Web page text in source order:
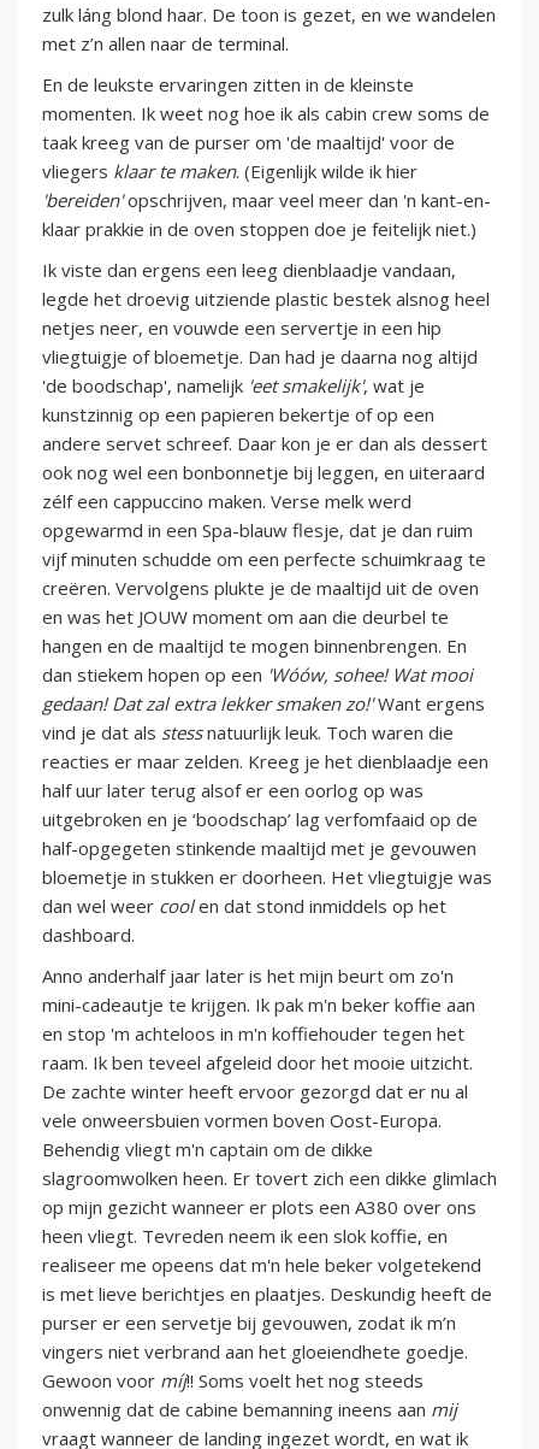
zulk láng blond haar. De toon is gezet, en we wandelen
met z’n allen naar de terminal.
En de leukste ervaringen zitten in de kleinste
momenten. Ik weet nog hoe ik als cabin crew soms de
taak kreeg van de purser om 'de maaltijd' voor de
vliegers klaar te maken. (Eigenlijk wilde ik hier
'bereiden'opschrijven, maar veel meer dan 'n kant-en-
klaar prakkie in de oven stoppen doe je feitelijk niet.)
Ik viste dan ergens een leeg dienblaadje vandaan,
legde het droevig uitziende plastic bestek alsnog heel
netjes neer, en vouwde een servertje in een hip
vliegtuigje of bloemetje. Dan had je daarna nog altijd
'de boodschap', namelijk 'eet smakelijk', wat je
kunstzinnig op een papieren bekertje of op een
andere servet schreef. Daar kon je er dan als dessert
ook nog wel een bonbonnetje bij leggen, en uiteraard
zélf een cappuccino maken. Verse melk werd
opgewarmd in een Spa-blauw flesje, dat je dan ruim
vijf minuten schudde om een perfecte schuimkraag te
creëren. Vervolgens plukte je de maaltijd uit de oven
en was het JOUW moment om aan die deurbel te
hangen en de maaltijd te mogen binnenbrengen. En
dan stiekem hopen op een 'Wóów, sohee! Wat mooi
gedaan! Dat zal extra lekker smaken zo!'Want ergens
vind je dat als stessnatuurlijk leuk. Toch waren die
reacties er maar zelden. Kreeg je het dienblaadje een
half uur later terug alsof er een oorlog op was
uitgebroken en je ‘boodschap’ lag verfomfaaid op de
half-opgegeten stinkende maaltijd met je gevouwen
bloemetje in stukken er doorheen. Het vliegtuigje was
dan wel weer coolen dat stond inmiddels op het
dashboard.
Anno anderhalf jaar later is het mijn beurt om zo'n
mini-cadeautje te krijgen. Ik pak m'n beker koffie aan
en stop 'm achteloos in m'n koffiehouder tegen het
raam. Ik ben teveel afgeleid door het mooie uitzicht.
De zachte winter heeft ervoor gezorgd dat er nu al
vele onweersbuien vormen boven Oost-Europa.
Behendig vliegt m'n captain om de dikke
slagroomwolken heen. Er tovert zich een dikke glimlach
op mijn gezicht wanneer er plots een A380 over ons
heen vliegt. Tevreden neem ik een slok koffie, en
realiseer me opeens dat m'n hele beker volgetekend
is met lieve berichtjes en plaatjes. Deskundig heeft de
purser er een servetje bij gevouwen, zodat ik m’n
vingers niet verbrand aan het gloeiendhete goedje.
Gewoon voor míj!! Soms voelt het nog steeds
onwennig dat de cabine bemanning ineens aan mij
vraagt wanneer de landing ingezet wordt, en wat ik